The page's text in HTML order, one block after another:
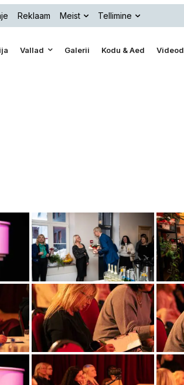
Reklaam Meist Tellimine
Vallad Galerii Kodu & Aed Videod